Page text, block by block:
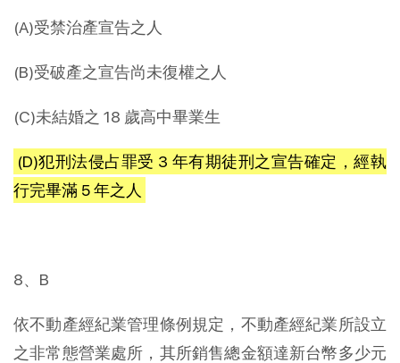
(A)受禁治產宣告之人
(B)受破產之宣告尚未復權之人
(C)未結婚之 18 歲高中畢業生
(D)犯刑法侵占罪受 3 年有期徒刑之宣告確定，經執
行完畢滿 5 年之人
8、B
依不動產經紀業管理條例規定，不動產經紀業所設立
之非常態營業處所，其所銷售總金額達新台幣多少元